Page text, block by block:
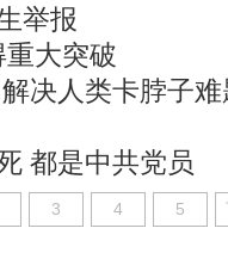
举报
大突破
决人类卡脖子难
都是中共党员
3 4 5